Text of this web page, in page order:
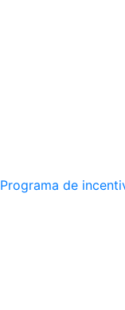
Programa de